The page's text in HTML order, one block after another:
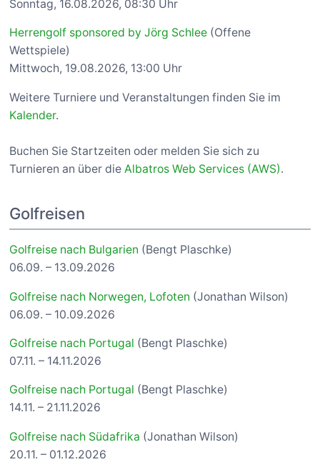
Sonntag, 16.08.2026, 08:30 Uhr
Herrengolf sponsored by Jörg Schlee (Offene
Wettspiele)
Mittwoch, 19.08.2026, 13:00 Uhr
Weitere Turniere und Veranstaltungen finden Sie im
Kalender.
Buchen Sie Startzeiten oder melden Sie sich zu
Turnieren an über die Albatros Web Services (AWS).
Golfreisen
Golfreise nach Bulgarien (Bengt Plaschke)
06.09. – 13.09.2026
Golfreise nach Norwegen, Lofoten (Jonathan Wilson)
06.09. – 10.09.2026
Golfreise nach Portugal (Bengt Plaschke)
07.11. – 14.11.2026
Golfreise nach Portugal (Bengt Plaschke)
14.11. – 21.11.2026
Golfreise nach Südafrika (Jonathan Wilson)
20.11. – 01.12.2026